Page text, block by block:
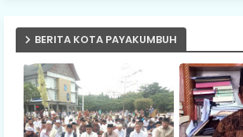
BERITA KOTA PAYAKUMBUH